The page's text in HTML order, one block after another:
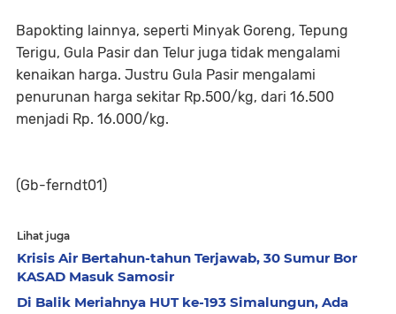
Bapokting lainnya, seperti Minyak Goreng, Tepung
Terigu, Gula Pasir dan Telur juga tidak mengalami
kenaikan harga. Justru Gula Pasir mengalami
penurunan harga sekitar Rp.500/kg, dari 16.500
menjadi Rp. 16.000/kg.
(Gb-ferndt01)
Lihat juga
Krisis Air Bertahun-tahun Terjawab, 30 Sumur Bor
KASAD Masuk Samosir
Di Balik Meriahnya HUT ke-193 Simalungun, Ada